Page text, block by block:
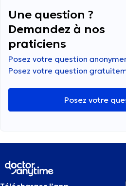
Une question ?
Demandez à nos
praticiens
Posez votre question
Posez votre question
Posez votre